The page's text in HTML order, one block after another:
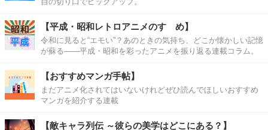
【平成・昭和レトロアニメのすゝめ】
令和に見ると“エモい”？あのときの気持ち、どこか懐かしい記憶
が蘇る――平成・昭和を彩ったアニメを振り返る連載コラム。
【おすすめマンガ手帖】
まだアニメ化されてはいないけれどぜひ読んでほしいおすすめ
マンガを紹介する連載
【敵キャラ列伝 ～彼らの美学はどこにある？】